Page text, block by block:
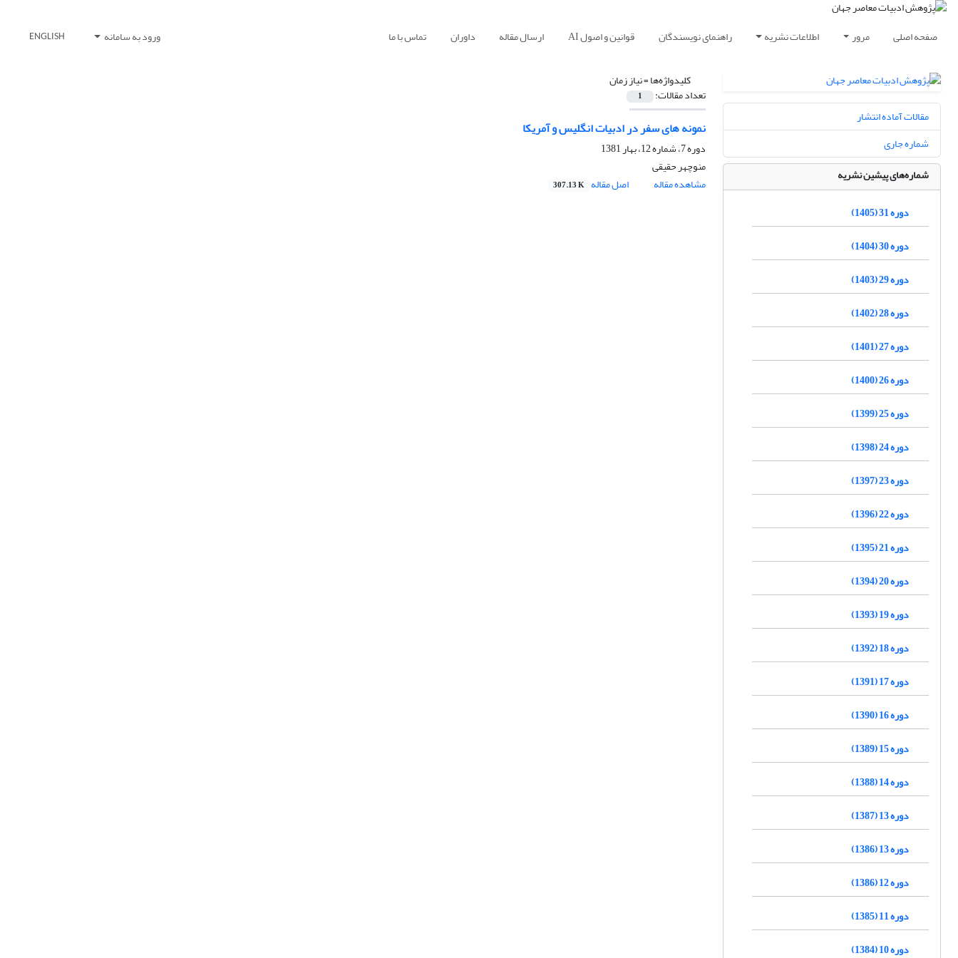
صفحه اصلی مرور اطلاعات نشریه راهنمای نویسندگان قوانین و اصول AI ارسال مقاله داوران تماس با ما ورود به سامانه ENGLISH
کلیدواژه‌ها =نیاز زمان
تعداد مقالات: 1
نمونه های سفر در ادبیات انگلیس و آمریکا
دوره 7، شماره 12، بهار 1381
منوچهر حقیقى
مشاهده مقاله
اصل مقاله 307.13 K
مقالات آماده انتشار
شماره جاری
شماره‌های پیشین نشریه
دوره 31 (1405)
دوره 30 (1404)
دوره 29 (1403)
دوره 28 (1402)
دوره 27 (1401)
دوره 26 (1400)
دوره 25 (1399)
دوره 24 (1398)
دوره 23 (1397)
دوره 22 (1396)
دوره 21 (1395)
دوره 20 (1394)
دوره 19 (1393)
دوره 18 (1392)
دوره 17 (1391)
دوره 16 (1390)
دوره 15 (1389)
دوره 14 (1388)
دوره 13 (1387)
دوره 13 (1386)
دوره 12 (1386)
دوره 11 (1385)
دوره 10 (1384)